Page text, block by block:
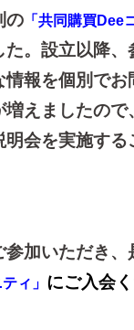
の 「共同購買Dee
た。設立以降、
情報を個別でお
えましたので
明会を実施する
参加いただき、
ィ」 にご入会く